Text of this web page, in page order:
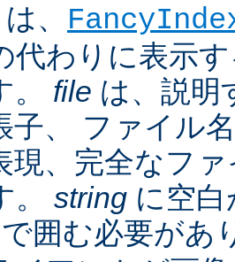
は、
代わりに表示
。 file は、説明
子、 ファイル
現、完全なフ
。 string に空
囲む必要があ